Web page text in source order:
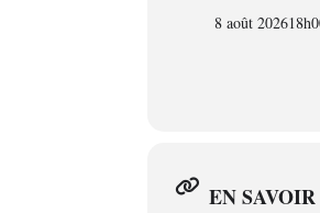
8 août 2026
EN